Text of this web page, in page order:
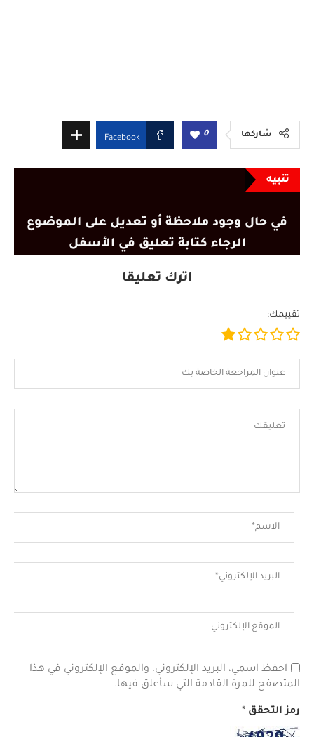
شاركها 0
Facebook
تنبيه
في حال وجود ملاحظة أو تعديل على الموضوع
الرجاء كتابة تعليق في الأسفل
اترك تعليقًا
تقييمك:
احفظ اسمي، البريد الإلكتروني، والموقع الإلكتروني في هذا
المتصفح للمرة القادمة التي سأعلق فيها.
رمز التحقق *